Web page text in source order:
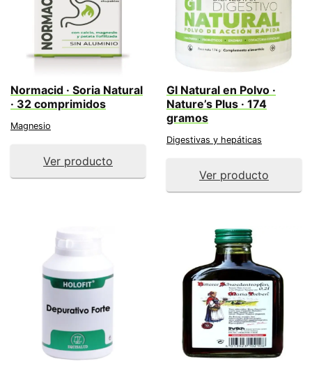
Normacid · Soria Natural
· 32 comprimidos
Magnesio
Ver producto
GI Natural en Polvo ·
Nature’s Plus · 174
gramos
Digestivas y hepáticas
Ver producto